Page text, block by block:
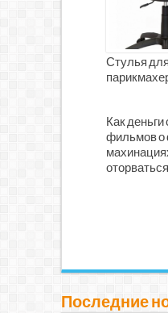
Стулья
Как деньги
фильмов о
оторваться
Последние